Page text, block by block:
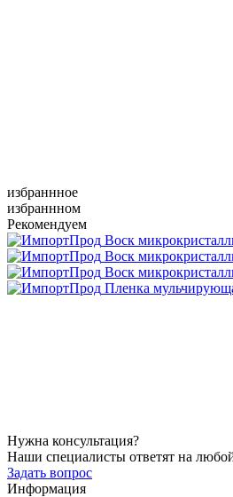
избраннное
избраннном
Рекомендуем
Воск
Воск
Воск
Пленка
Нужна консультация?
Наши специалисты ответят на
Задать вопрос
Информация